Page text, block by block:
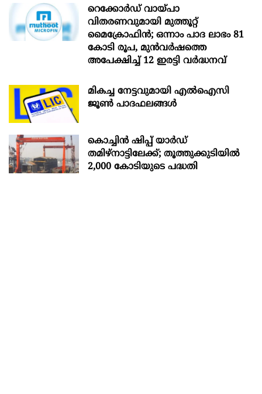
റെക്കോർഡ് വായ്പാ
വിതരണവുമായി മുത്തൂറ്റ്
മൈക്രോഫിൻ; ഒന്നാം പാദ ലാഭം 81
കോടി രൂപ, മുൻവർഷത്തെ
അപേക്ഷിച്ച് 12 ഇരട്ടി വർദ്ധനവ്
മികച്ച നേട്ടവുമായി എൽഐസി
ജൂൺ പാദഫലങ്ങൾ
കൊച്ചിന്‍ ഷിപ്പ് യാർഡ്
തമിഴ്നാട്ടിലേക്ക്; തൂത്തുക്കുടിയിൽ
2,000 കോടിയുടെ പദ്ധതി